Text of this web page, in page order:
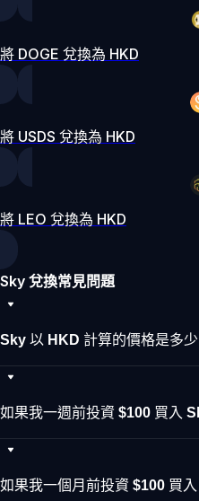
將 DOGE 兌換為 HKD
將 USDS 兌換為 HKD
將 LEO 兌換為 HKD
Sky 兌換常見問題
Sky 以 HKD 計算的價格是多少
如果我一週前投資 $100 買入
如果我一個月前投資 $100 買